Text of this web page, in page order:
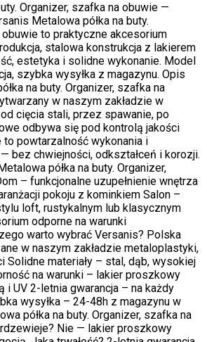
Organizer, szafka na obuwie —
Metalowa półka na buty.
to praktyczne akcesorium
stalowa konstrukcja z lakierem
estetyka i solidne wykonanie. Model
szybka wysyłka z magazynu. Opis
na buty. Organizer, szafka na
w naszym zakładzie w
cięcia stali, przez spawanie, po
odbywa się pod kontrolą jakości
to powtarzalność wykonania i
bez chwiejności, odkształceń i korozji.
półka na buty. Organizer,
– funkcjonalne uzupełnienie wnętrza
pokoju z kominkiem Salon –
loft, rustykalnym lub klasycznym
odporne na warunki
warto wybrać Versanis? Polska
w naszym zakładzie metaloplastyki,
Solidne materiały – stal, dąb, wysokiej
na warunki – lakier proszkowy
i UV 2-letnia gwarancja – na każdy
wysyłka – 24-48h z magazynu w
półka na buty. Organizer, szafka na
Nie — lakier proszkowy